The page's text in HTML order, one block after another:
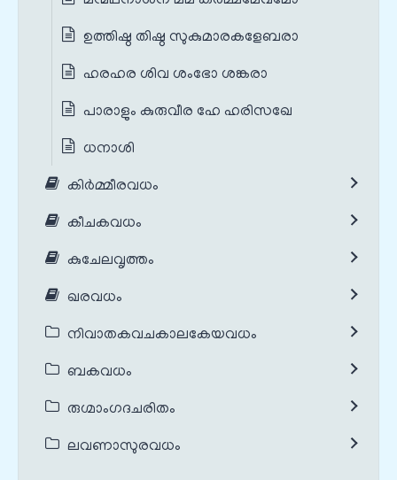
ഉത്തിഷ്ഠ തിഷ്ഠ സുകുമാരകളേബരാ
ഹരഹര ശിവ ശംഭോ ശങ്കരാ
പാരാളും കുരുവീര ഹേ ഹരിസഖേ
ധനാശി
കിർമ്മീരവധം
കീചകവധം
കുചേലവൃത്തം
ഖരവധം
നിവാതകവചകാലകേയവധം
ബകവധം
രുഗ്മാംഗദചരിതം
ലവണാസുരവധം